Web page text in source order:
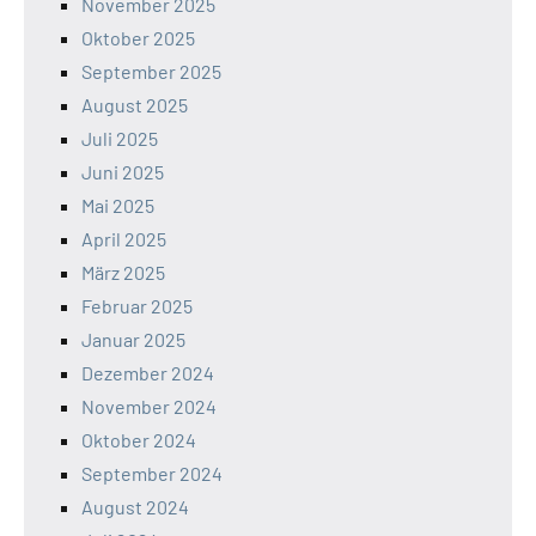
Oktober 2025
September 2025
August 2025
Juli 2025
Juni 2025
Mai 2025
April 2025
März 2025
Februar 2025
Januar 2025
Dezember 2024
November 2024
Oktober 2024
September 2024
August 2024